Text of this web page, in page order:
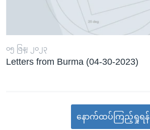
၀၅ ဇြန္၊ ၂၀၂၃
Letters from Burma (04-30-2023)
နောက်ထပ်ကြည့်ရှုရန်